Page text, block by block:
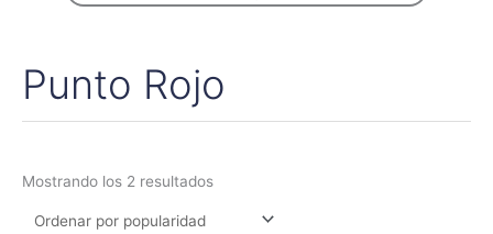
Punto Rojo
Mostrando los 2 resultados
Ordenado
por